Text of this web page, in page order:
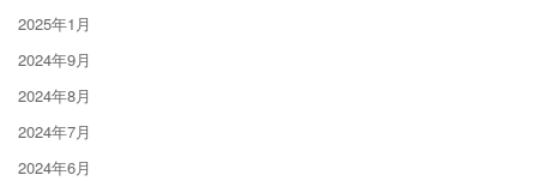
2025年1月
2024年9月
2024年8月
2024年7月
2024年6月